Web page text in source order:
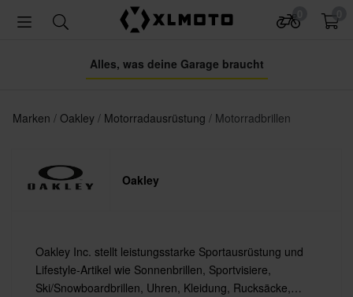
Alles, was deine Garage braucht
Marken Oakley Motorradausrüstung Motorradbrillen
Oakley
Oakley Inc. stellt leistungsstarke Sportausrüstung und
Lifestyle-Artikel wie Sonnenbrillen, Sportvisiere,
Ski/Snowboardbrillen, Uhren, Kleidung, Rucksäcke,